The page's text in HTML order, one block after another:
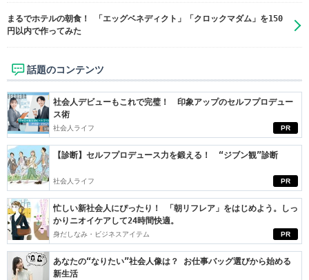
まるでホテルの朝食！ 「エッグベネディクト」「クロックマダム」を150
円以内で作ってみた
話題のコンテンツ
PR
社会人デビューもこれで完璧！ 印象アップのセルフプロデュー
ス術
社会人ライフ
PR
【診断】セルフプロデュース力を鍛える！ “ジブン観”診断
社会人ライフ
PR
忙しい新社会人にぴったり！ 「朝リフレア」をはじめよう。しっ
かりニオイケアして24時間快適。
身だしなみ・ビジネスアイテム
あなたの“なりたい”社会人像は？ お仕事バッグ選びから始める
新生活